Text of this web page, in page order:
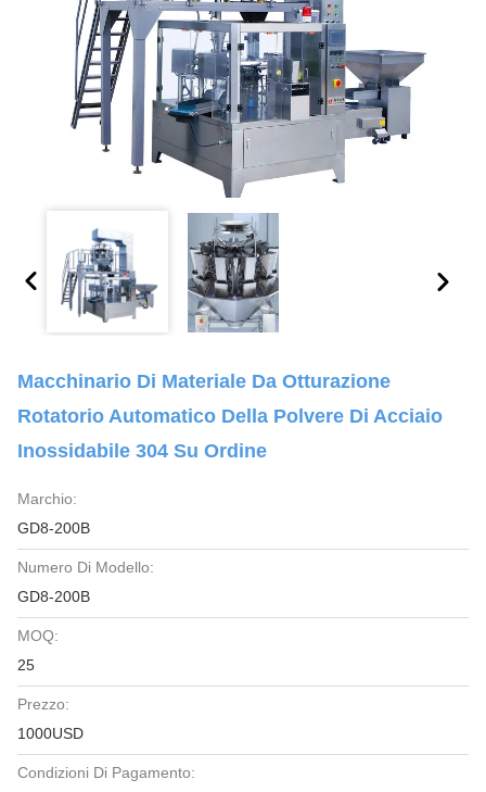
Macchinario Di Materiale Da Otturazione
Rotatorio Automatico Della Polvere Di Acciaio
Inossidabile 304 Su Ordine
Marchio:
GD8-200B
Numero Di Modello:
GD8-200B
MOQ:
25
Prezzo:
1000USD
Condizioni Di Pagamento: